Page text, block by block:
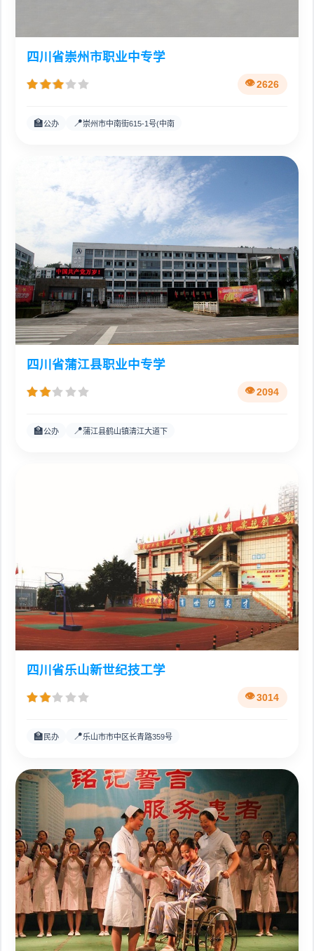
四川省崇州市职业中专学
2626
🏫公办 📍崇州市中南街615-1号(中南
四川省蒲江县职业中专学
2094
🏫公办 📍蒲江县鹤山镇清江大道下
四川省乐山新世纪技工学
3014
🏫 民办 📍乐山市市中区长青路359号